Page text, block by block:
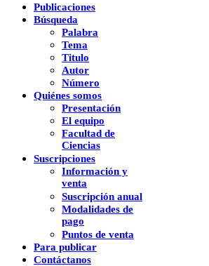
Publicaciones
Búsqueda
Palabra
Tema
Titulo
Autor
Número
Quiénes somos
Presentación
El equipo
Facultad de
Ciencias
Suscripciones
Información y
venta
Suscripción anual
Modalidades de
pago
Puntos de venta
Para publicar
Contáctanos